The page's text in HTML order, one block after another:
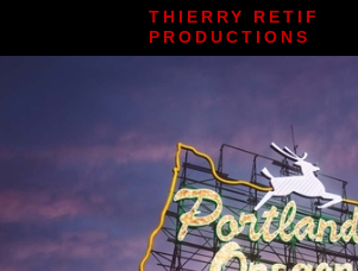
THIERRY RETIF
PRODUCTIONS